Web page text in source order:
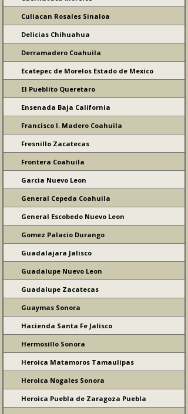
Culiacan Rosales Sinaloa
Delicias Chihuahua
Derramadero Coahuila
Ecatepec de Morelos Estado de Mexico
El Pueblito Queretaro
Ensenada Baja California
Francisco I. Madero Coahuila
Fresnillo Zacatecas
Frontera Coahuila
Garcia Nuevo Leon
General Cepeda Coahuila
General Escobedo Nuevo Leon
Gomez Palacio Durango
Guadalajara Jalisco
Guadalupe Nuevo Leon
Guadalupe Zacatecas
Guaymas Sonora
Hacienda Santa Fe Jalisco
Hermosillo Sonora
Heroica Matamoros Tamaulipas
Heroica Nogales Sonora
Heroica Puebla de Zaragoza Puebla